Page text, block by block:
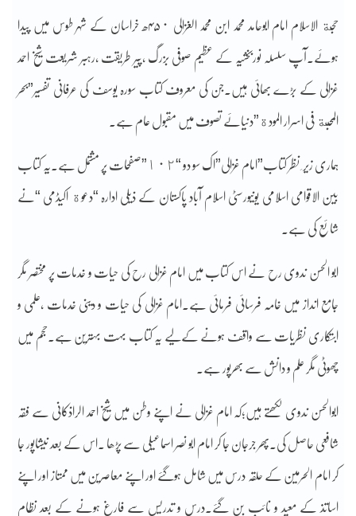
حجة الاسلام امام ابوحامد محمد ابن محمد الغزالی ۴۵٠ھ خراسان کے شہر طوس میں پیدا
ہوئے۔آپ سلسلہ نوربخشیہ کے عظیم صوفی بزرگ ،پیر طریقت ،رہبر شریعت شیخ احمد
غزالی کے بڑے بھائی ہیں۔جن کی معروف کتاب سورہ یوسف کی عرفانی تفسیر”بحر
المحبة فی اسرار المودة”دنیائے تصوف میں مقبول عام ہے۔
ہماری زیر ِ نظر کتاب”امام غزالی”اک سو دو “١٠٢”صفحات پر مشتمل ہے۔یہ کتاب
بین الاقوامی اسلامی یونیورسٹی اسلام آباد پاکستان کے ذیلی ادارہ “دعوة اکیڈمی “نے
شائع کی ہے۔
ابو الحسن ندوی رح نے اس کتاب میں امام غزالی رح کی حیات و خدمات پر مختصر مگر
جامع انداز میں خامہ فرسائی فرمائی ہے۔امام غزالی کی حیات و دینی خدمات ،علمی و
ابتکاری نظریات سے واقف ہونے کےلیے یہ کتاب بہت بہترین ہے۔حجم میں
چھوٹی مگر علم و دانش سے بھرپور ہے۔
ابوالحسن ندوی لکھتے ہیں؛کہ امام غزالی نے اپنے وطن میں شیخ احمد الراذکانی سے فقہ
شافعی حاصل کی۔پھر جرجان جا کر امام ابو نصر اسماعیلی سے پڑھا ۔اس کے بعد نیشاپور جا
کر امام الحرمین کے حلقہ درس میں شامل ہوگئے اور اپنے معاصرین میں ممتاز اور اپنے
اساتذ کے معید و نائب بن گئے۔درس و تدریس سے فارغ ہونے کے بعد نظام